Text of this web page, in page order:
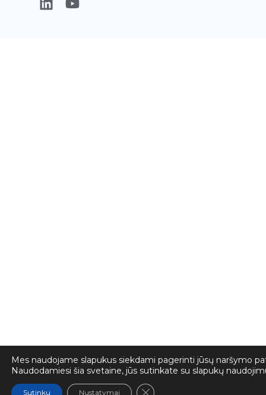
Mes naudojame slapukus siekdami pagerinti jūsų naršymo
Naudodamiesi šia svetaine, jūs sutinkate su slapukų
Sutinku Nustatymai Close GDPR Cookie Banner